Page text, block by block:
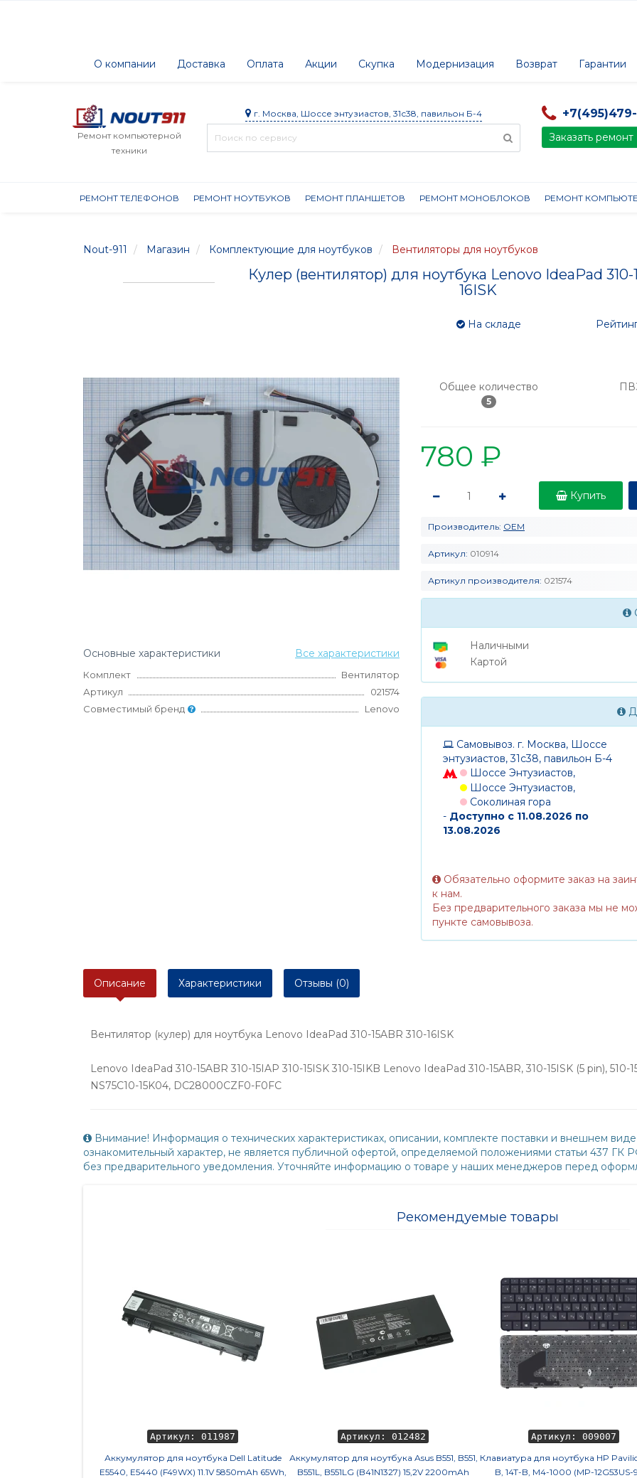
О компании Доставка Оплата Акции Скупка Модернизация Возврат Гарантии
Ремонт компьютерной
техники
г. Москва, Шоссе энтузиастов, 31с38, павильон Б-4 +7(495)479-
Заказать ремонт
РЕМОНТ ТЕЛЕФОНОВ РЕМОНТ НОУТБУКОВ РЕМОНТ ПЛАНШЕТОВ РЕМОНТ МОНОБЛОКОВ РЕМОНТ
Nout-911 Магазин Комплектующие для ноутбуков Вентиляторы для ноутбуков
Кулер (вентилятор) для ноутбука Lenovo IdeaPad 310-
16ISK
Основные характеристики Все характеристики
Комплект
Вентилятор
Артикул
021574
Совместимый бренд
Lenovo
На складе
Общее количество
5
780 ₽
Купить
Производитель: OEM
Артикул: 010914
Артикул производителя: 021574
Наличными
Картой
Самовывоз. г. Москва, Шоссе
энтузиастов, 31с38, павильон Б-4
Шоссе Энтузиастов,
Шоссе Энтузиастов,
Соколиная гора
- Доступно с 11.08.2026 по
13.08.2026
Обязательно оформите заказ на
к нам.
Без предварительного заказа мы не
пункте самовывоза.
Описание Характеристики Отзывы (0)
Вентилятор (кулер) для ноутбука Lenovo IdeaPad 310-15ABR 310-16ISK
Lenovo IdeaPad 310-15ABR 310-15IAP 310-15ISK 310-15IKB Lenovo IdeaPad 310-15ABR, 310-15ISK (5 pin),
NS75C10-15K04, DC28000CZF0-F0FC
Внимание! Информация о технических характеристиках, описании, комплекте поставки и внешнем
ознакомительный характер, не является публичной офертой, определяемой положениями статьи 437
без предварительного уведомления. Уточняйте информацию о товаре у наших менеджеров перед
Рекомендуемые товары
Артикул: 011987
Аккумулятор для ноутбука Dell Latitude
E5540, E5440 (F49WX) 11.1V 5850mAh 65Wh,
Артикул: 012482
Аккумулятор для ноутбука Asus B551, B551,
B551L, B551LG (B41N1327) 15,2V 2200mAh
Артикул: 009007
Клавиатура для ноутбука HP
B, 14T-B, M4-1000 (MP-12G53US-